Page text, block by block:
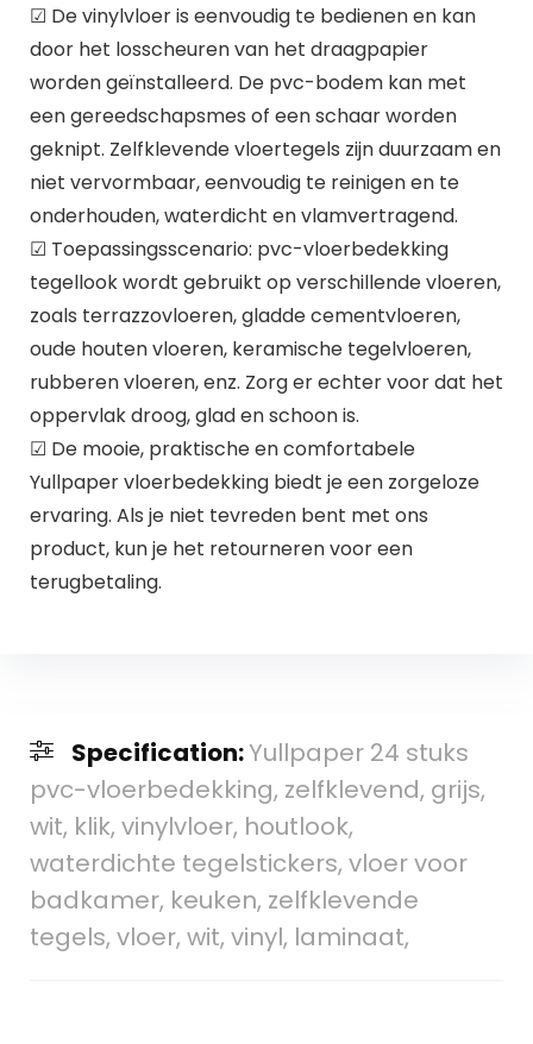
☑ De vinylvloer is eenvoudig te bedienen en kan
door het losscheuren van het draagpapier
worden geïnstalleerd. De pvc-bodem kan met
een gereedschapsmes of een schaar worden
geknipt. Zelfklevende vloertegels zijn duurzaam en
niet vervormbaar, eenvoudig te reinigen en te
onderhouden, waterdicht en vlamvertragend.
☑ Toepassingsscenario: pvc-vloerbedekking
tegellook wordt gebruikt op verschillende vloeren,
zoals terrazzovloeren, gladde cementvloeren,
oude houten vloeren, keramische tegelvloeren,
rubberen vloeren, enz. Zorg er echter voor dat het
oppervlak droog, glad en schoon is.
☑ De mooie, praktische en comfortabele
Yullpaper vloerbedekking biedt je een zorgeloze
ervaring. Als je niet tevreden bent met ons
product, kun je het retourneren voor een
terugbetaling.
Specification:Yullpaper 24 stuks
pvc-vloerbedekking, zelfklevend, grijs,
wit, klik, vinylvloer, houtlook,
waterdichte tegelstickers, vloer voor
badkamer, keuken, zelfklevende
tegels, vloer, wit, vinyl, laminaat,